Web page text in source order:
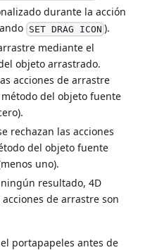
durante la acción
SET DRAG ICON ).
mediante el
objeto arrastrado.
acciones de arrastre
del objeto fuente
rechazan las acciones
del objeto fuente
uno).
resultado, 4D
de arrastre son
portapapeles antes de